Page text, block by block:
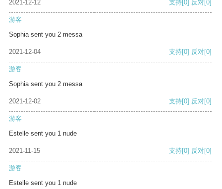
2021-12-12 支持[0] 反对[0]
游客
Sophia sent you 2 messa
2021-12-04 支持[0] 反对[0]
游客
Sophia sent you 2 messa
2021-12-02 支持[0] 反对[0]
游客
Estelle sent you 1 nude
2021-11-15 支持[0] 反对[0]
游客
Estelle sent you 1 nude